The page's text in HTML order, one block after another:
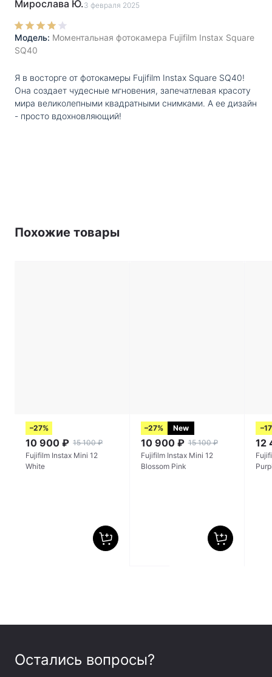
Мирослава Ю.3 февраля 2025
Модель: Моментальная фотокамера Fujifilm Instax Square
SQ40
Я в восторге от фотокамеры Fujifilm Instax Square SQ40!
Она создает чудесные мгновения, запечатлевая красоту
мира великолепными квадратными снимками. А ее дизайн
- просто вдохновляющий!
Похожие товары
–27%
10 900 ₽ 15 100 ₽
Fujifilm Instax Mini 12
White
–27% New
10 900 ₽ 15 100 ₽
Fujifilm Instax Mini 12
Blossom Pink
12
Остались вопросы?